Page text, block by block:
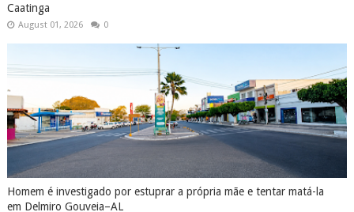
Caatinga
August 01, 2026 0
Homem é investigado por estuprar a própria mãe e tentar matá-la
em Delmiro Gouveia–AL